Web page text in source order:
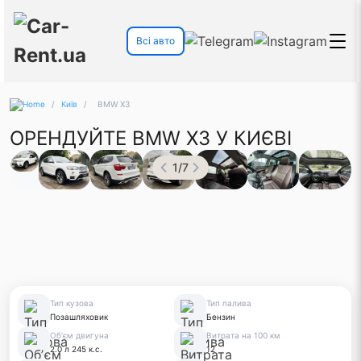
Всі авто
/ Київ / BMW X3
ОРЕНДУЙТЕ BMW X3 У КИЄВІ
1/7
Тип кузова
Позашляховик
Тип палива
Бензин
Обʼєм двигуна
2.0 л 245 к.с.
Витрата на 100 км
12